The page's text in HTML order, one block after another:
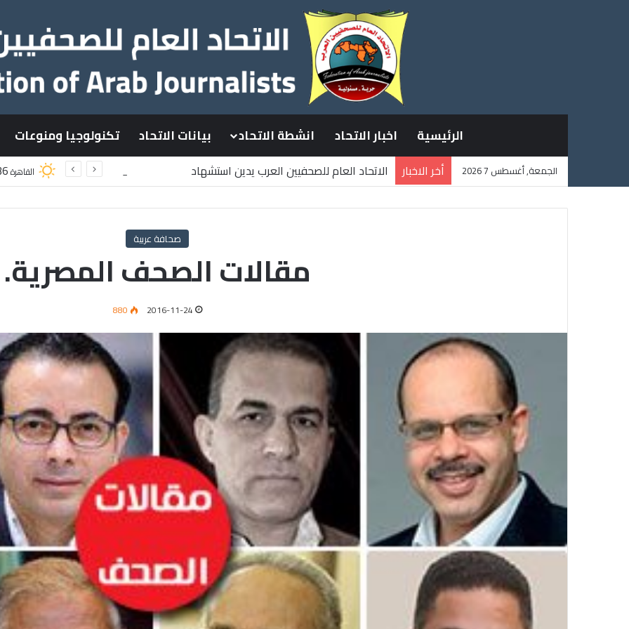
الرئيسية اخبار الاتحاد انشطة الاتحاد بيانات الاتحاد تكنولوجيا ومنوعات
الجمعة, أغسطس 7 2026 أخر الاخبار
الاتحاد العام للصحفيين العرب يدين استشهاد
القاهرة
صحافة عربية
مقالات الصحف المصرية.
2016-11-24
880